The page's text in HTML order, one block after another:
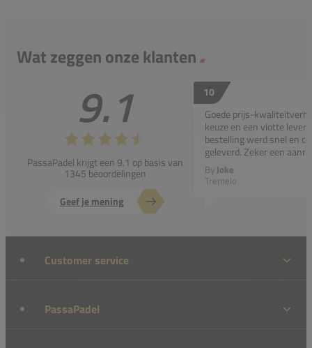
Wat zeggen onze klanten
9.1
PassaPadel krijgt een 9.1 op basis van
1345 beoordelingen
Geef je mening
10
Goede prijs-
keuze en een vlotte
bestelling werd snel en
geleverd. Zeker een
By Joke
Tremelo
Customer service
PassaPadel